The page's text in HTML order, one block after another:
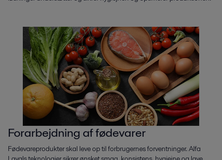
Forarbejdning af fødevarer
Fødevareprodukter skal leve op til forbrugernes forventninger. Alfa